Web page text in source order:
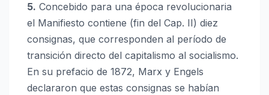
5. Concebido para una época revolucionaria
el Manifiesto contiene (fin del Cap. II) diez
consignas, que corresponden al período de
transición directo del capitalismo al socialismo.
En su prefacio de 1872, Marx y Engels
declararon que estas consignas se habían